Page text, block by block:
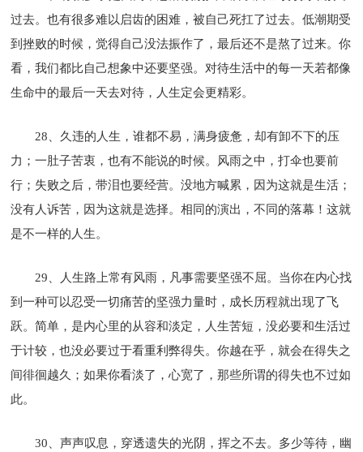
过去。也有很多难以启齿的困难，被自己死扛了过去。低潮期受
到挫败的时候，觉得自己没法振作了，最后还不是熬了过来。你
看，我们都比自己想象中还要坚强。对待生活中的每一天若都像
生命中的最后一天去对待，人生定会更精彩。
28、久违的人生，谁都不易，满身疲惫，却有卸不下的压
力；一肚子苦衷，也有不能说的时候。风雨之中，打伞也要前
行；失败之后，带泪也要经营。没地方喊累，因为这就是生活；
没有人诉苦，因为这就是选择。相同的演出，不同的落幕！这就
是不一样的人生。
29、人生路上常有风雨，凡事需要坚强不屈。当你在内心找
到一种可以忍受一切痛苦的坚强力量时，成长历程就出现了飞
跃。简单，是内心里的从容和淡定，人生苦短，没必要和生活过
于计较，也没必要过于看重利弊得失。你越在乎，就会在得失之
间徘徊越久；如果你看淡了，心宽了，那些所谓的得失也不过如
此。
30、声声叹息，穿透遗失的光阴，挥之不去。多少等待，幽